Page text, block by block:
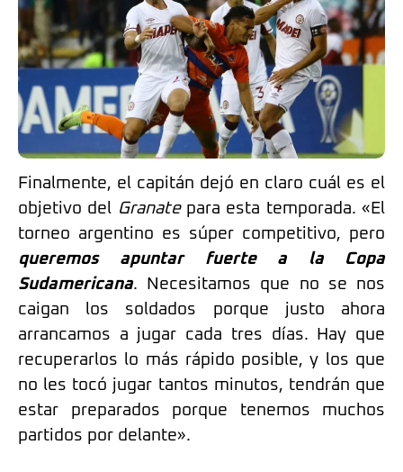
Finalmente, el capitán dejó en claro cuál es el
objetivo del Granatepara esta temporada. «El
torneo argentino es súper competitivo, pero
queremos apuntar fuerte a la Copa
Sudamericana. Necesitamos que no se nos
caigan los soldados porque justo ahora
arrancamos a jugar cada tres días. Hay que
recuperarlos lo más rápido posible, y los que
no les tocó jugar tantos minutos, tendrán que
estar preparados porque tenemos muchos
partidos por delante».